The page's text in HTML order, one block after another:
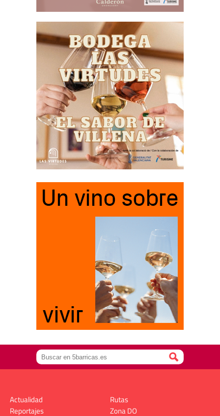
Actualidad
Reportajes
Rutas
Zona DO